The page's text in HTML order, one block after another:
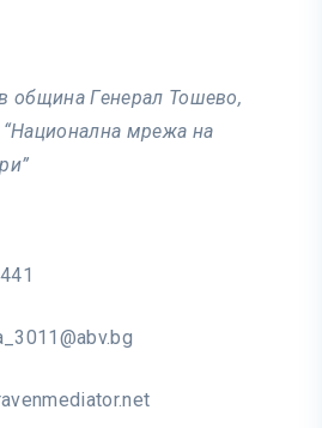
община Генерал Тошево,
мрежа на